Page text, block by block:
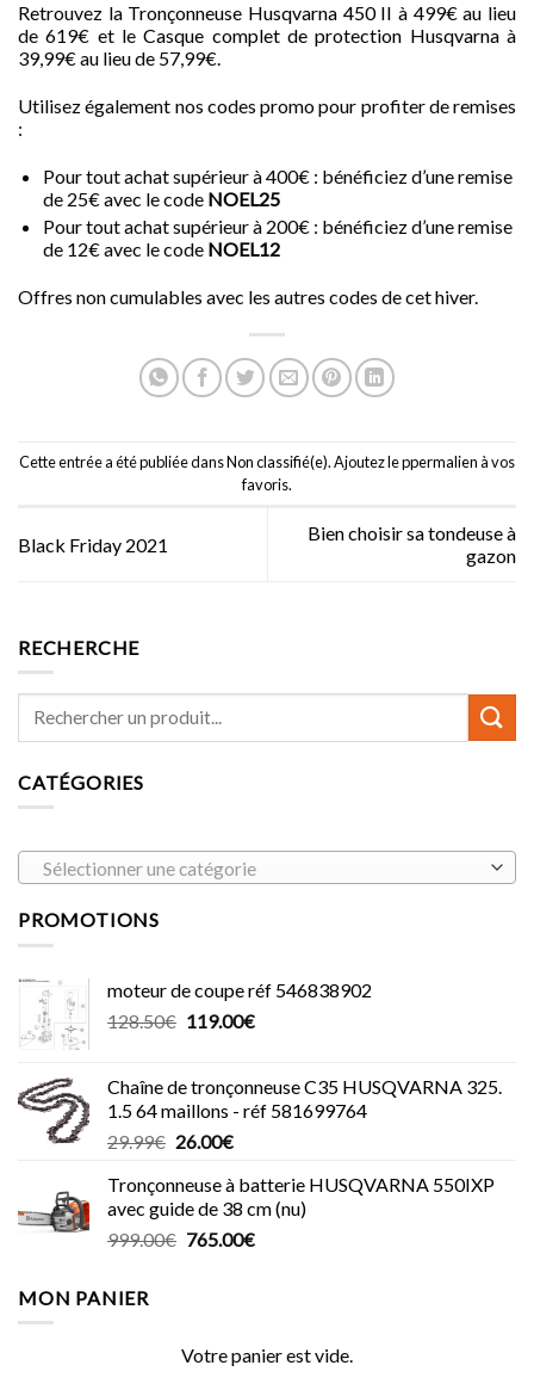
RECHERCHE
CATÉGORIES
Sélectionner une catégorie
PROMOTIONS
moteur de coupe réf 546838902
128.50€ Le
était :
128.50€.
119.00€Le
est :
119.00€.
Chaîne de tronçonneuse C35 HUSQVARNA 325.
1.5 64 maillons - réf 581699764
29.99€ Le
initial
était :
29.99€.
26.00€Le
actuel
est :
26.00€.
Tronçonneuse à batterie HUSQVARNA 550IXP
avec guide de 38 cm (nu)
999.00€ Le
765.00€Le
MON PANIER
Votre panier est vide.
Retrouvez la Tronçonneuse Husqvarna 450 II à 499€ au lieu
de 619€ et leCasque complet de protection Husqvarnaà
39,99€ au lieu de 57,99€.
Utilisez également nos codes promo pour profiter de remises
:
Pour tout achat supérieur à 400€ : bénéficiez d’une remise
de 25€ avec le code NOEL25
Pour tout achat supérieur à 200€ : bénéficiez d’une remise
de 12€ avec le code NOEL12
Offres non cumulables avec les autres codes de cet hiver.
Cette entrée a été publiée dansNon classifié(e). Ajoutez le ppermalienà vos
favoris.
Black Friday 2021
Bien choisir sa tondeuse à
gazon